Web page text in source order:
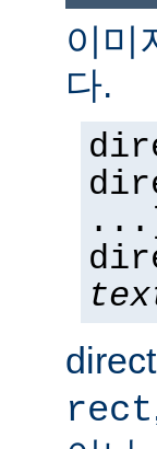
이미
다.
rect